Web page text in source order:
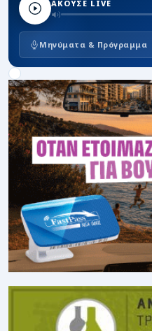
ΑΚΟΥΣΕ LIVE
Μηνύματα & Πρόγραμμα